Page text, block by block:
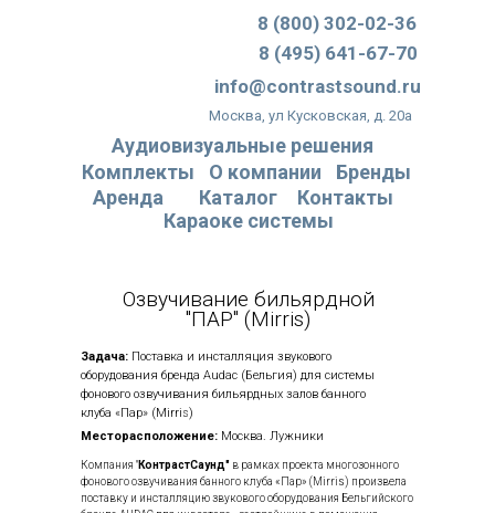
Каталог
Комплекты Бренды
О компании
Контакты
Москва, ул Кусковская, д. 20а
info@contrastsound.ru
8 (495) 641-67-70
8 (800) 302-02-36
Аренда
Аудиовизуальные решения
Караоке системы
Озвучивание бильярдной
"ПАР" (Mirris)
Задача: Поставка и инсталляция звукового
оборудования бренда Audac (Бельгия) для системы
фонового озвучивания бильярдных залов банного
клуба «Пар» (Mirris)
Месторасположение: Москва. Лужники
Компания "КонтрастСаунд" в рамках проекта многозонного
фонового озвучивания банного клуба «Пар» (Mirris) произвела
поставку и инсталляцию звукового оборудования Бельгийского